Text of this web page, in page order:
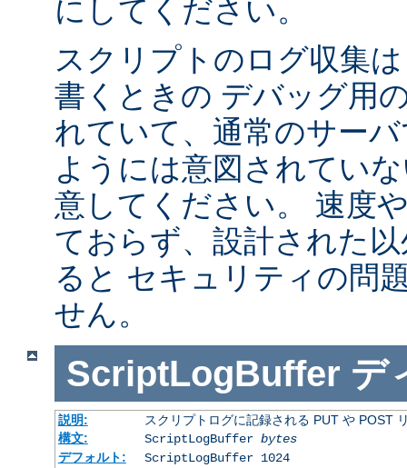
にしてください。
スクリプトのログ収集
書くときの デバッグ用
れていて、通常のサー
ようには意図されてい
意してください。 速度
ておらず、設計された
ると セキュリティの問
せん。
ScriptLogBuffer デ
説明:
スクリプトログに記録される PUT や POST
構文:
ScriptLogBuffer bytes
デフォルト:
ScriptLogBuffer 1024